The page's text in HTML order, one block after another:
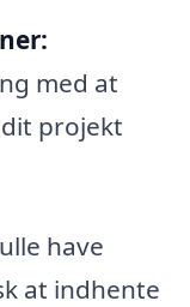
med at
projekt
have
at indhente